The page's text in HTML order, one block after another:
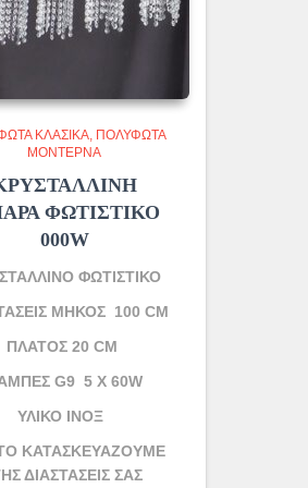
ΚΛΑΣΙΚΆ ΠΟΛΎΦΩΤΑ
ΜΟΝΤΈΡΝΑ
ΦΩΤΙΣΤΙΚΟ
000W
ΦΩΤΙΣΤΙΚΟ
ΜΗΚΟΣ 100 CM
ΠΛΑΤΟΣ 20 CM
G9 5 X 60W
ΥΛΙΚΟ ΙΝΟΞ
ΚΑΤΑΣΚΕΥΑΖΟΥΜΕ
ΔΙΑΣΤΑΣΕΙΣ ΣΑΣ